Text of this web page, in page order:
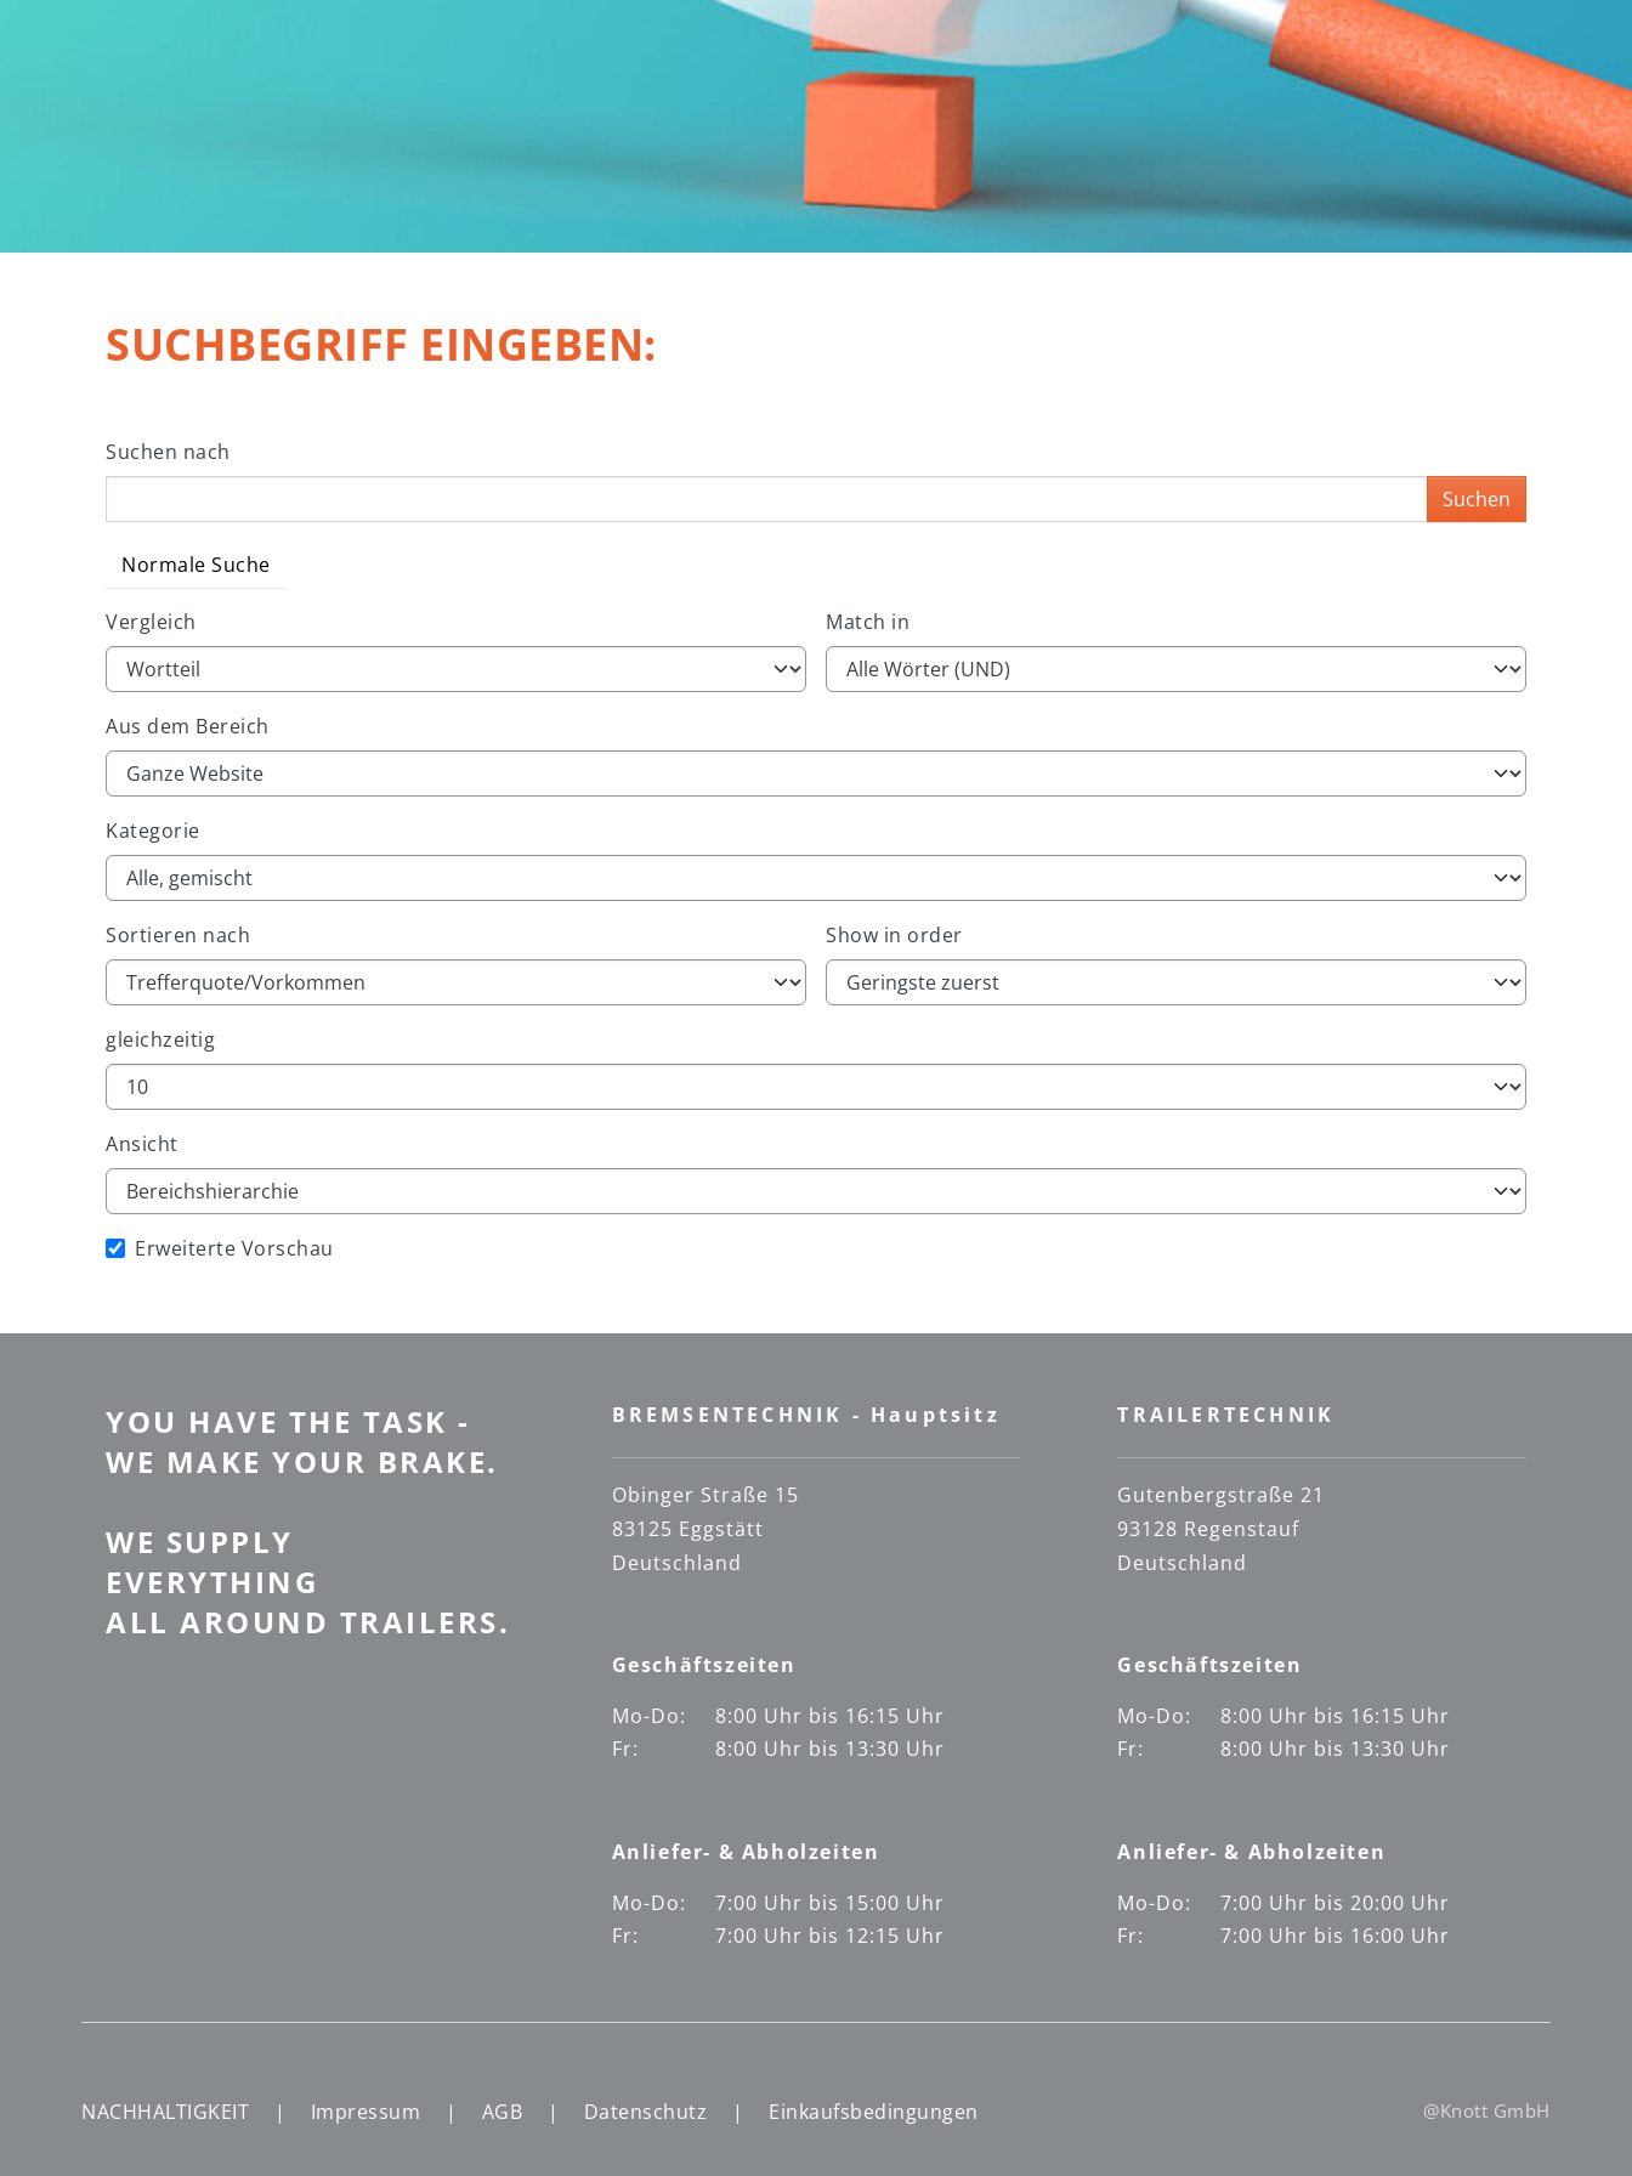
SUCHBEGRIFF EINGEBEN:
Suchformular
Suchen nach
Normale Suche
Vergleich Match in
Aus dem Bereich
Kategorie
Sortieren nach Show in order
gleichzeitig
Ansicht
Erweiterte Vorschau
YOU HAVE THE TASK -
WE MAKE YOUR BRAKE.
WE SUPPLY
EVERYTHING
ALL AROUND TRAILERS.
BREMSENTECHNIK - Hauptsitz
Obinger Straße 15
83125 Eggstätt
Deutschland
Geschäftszeiten
Mo-Do:
8:00 Uhr bis 16:15 Uhr
Fr:
8:00 Uhr bis 13:30 Uhr
Anliefer- & Abholzeiten
Mo-Do:
7:00 Uhr bis 15:00 Uhr
Fr:
7:00 Uhr bis 12:15 Uhr
TRAILERTECHNIK
Gutenbergstraße 21
93128 Regenstauf
Deutschland
Geschäftszeiten
Mo-Do:
8:00 Uhr bis 16:15 Uhr
Fr:
8:00 Uhr bis 13:30 Uhr
Anliefer- & Abholzeiten
Mo-Do:
7:00 Uhr bis 20:00 Uhr
Fr:
7:00 Uhr bis 16:00 Uhr
NACHHALTIGKEIT Impressum AGB Datenschutz Einkaufsbedingungen @Knott GmbH